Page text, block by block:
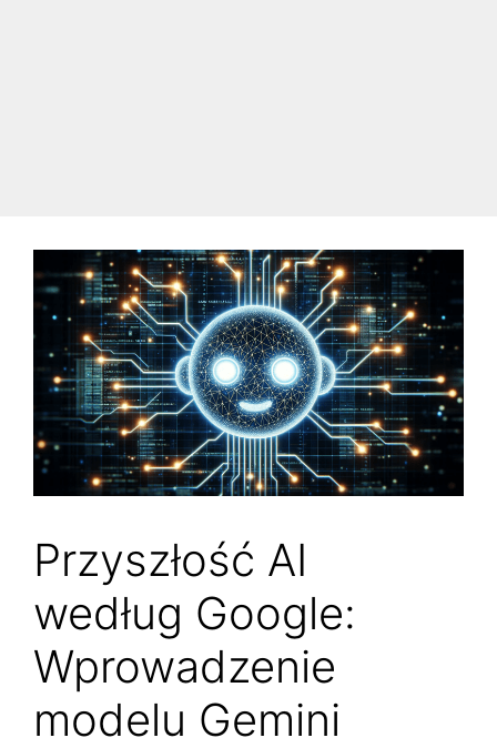
Przyszłość AI
według Google:
Wprowadzenie
modelu Gemini